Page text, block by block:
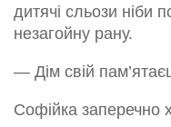
дитячі сльози ніби
незагойну рану.
— Дім свій
Софійка заперечно